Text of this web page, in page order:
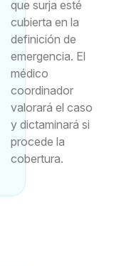
que surja esté
cubierta en la
definición de
emergencia. El
médico
coordinador
valorará el caso
y dictaminará si
procede la
cobertura.